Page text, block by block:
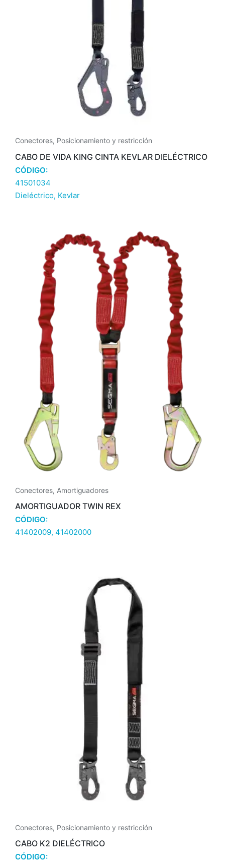
Conectores, Posicionamiento y restricción
CABO DE VIDA KING CINTA KEVLAR DIELÉCTRICO
CÓDIGO:
41501034
Dieléctrico, Kevlar
Conectores, Amortiguadores
AMORTIGUADOR TWIN REX
CÓDIGO:
41402009, 41402000
Conectores, Posicionamiento y restricción
CABO K2 DIELÉCTRICO
CÓDIGO: